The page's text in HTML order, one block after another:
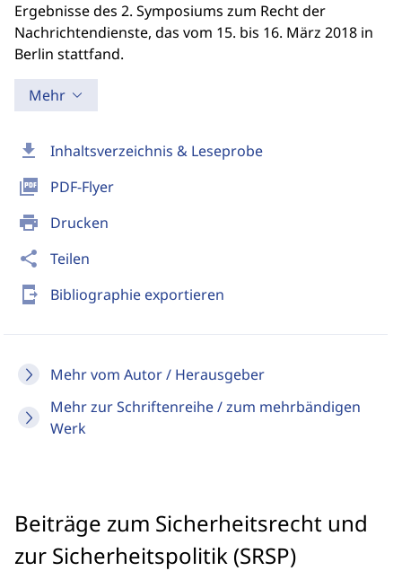
download Inhaltsverzeichnis & Leseprobe
picture_as_pdf PDF-Flyer
print Drucken
share Teilen
send_to_mobile Bibliographie exportieren
Mehr vom Autor / Herausgeber
Mehr zur Schriftenreihe / zum mehrbändigen
Werk
Ergebnisse des 2. Symposiums zum Recht der
Nachrichtendienste, das vom 15. bis 16. März 2018 in
Berlin stattfand.
Mehr
Beiträge zum Sicherheitsrecht und
zur Sicherheitspolitik (SRSP)